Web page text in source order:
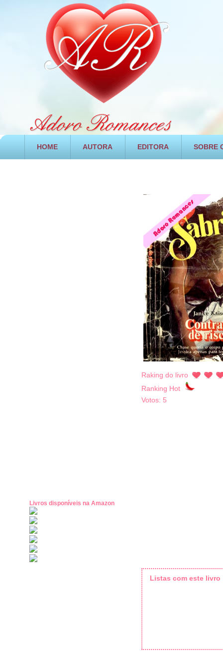
HOME AUTORA EDITORA SOBRE
Livros disponíveis na Amazon
Raking do livro
Ranking Hot
Votos: 5
Listas com este livro